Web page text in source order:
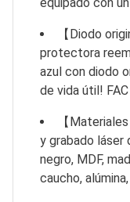
【Diodo
protectora
azul con diodo
de vida útil!
【
y grabado láser
negro, MDF,
caucho,